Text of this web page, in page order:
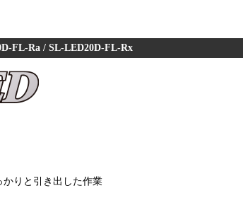
FL-Ra / SL-LED20D-FL-Rx
りと引き出した作業